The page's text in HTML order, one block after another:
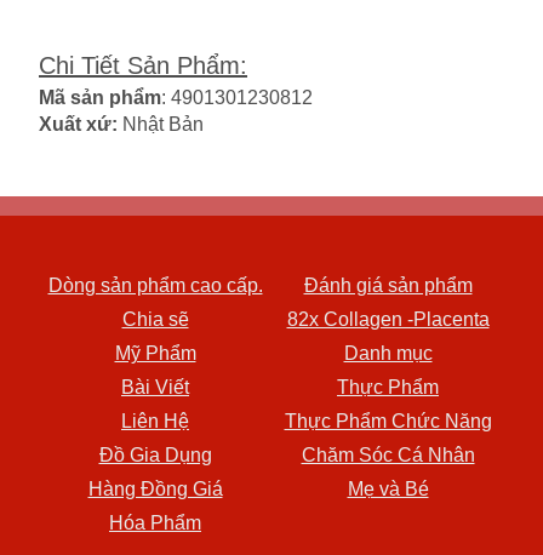
Chi Tiết Sản Phẩm:
Mã sản phẩm: 4901301230812
Xuất xứ: Nhật Bản
Dòng sản phẩm cao cấp.
Đánh giá sản phẩm
Chia sẽ
82x Collagen -Placenta
Mỹ Phẩm
Danh mục
Bài Viết
Thực Phẩm
Liên Hệ
Thực Phẩm Chức Năng
Đồ Gia Dụng
Chăm Sóc Cá Nhân
Hàng Đồng Giá
Mẹ và Bé
Hóa Phẩm